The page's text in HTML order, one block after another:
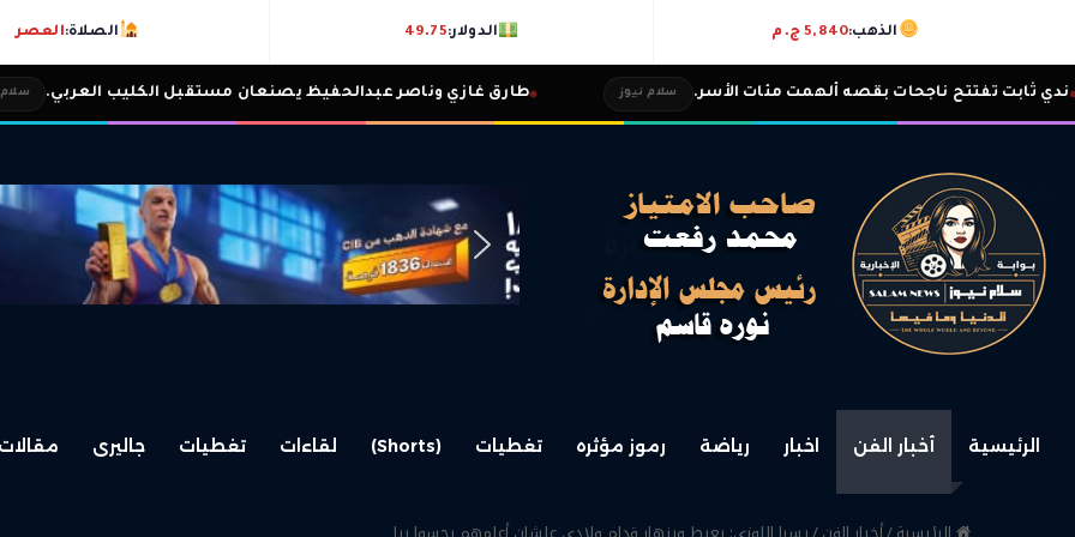
الذهب:5,840 ج.م الدولار:49.75 الصلاة:العصر
ناجحات بقصه ألهمت مئات الأسر. سلام نيوز طارق غازي وناصر عبدالحفيظ يصنعان مستقبل الكليب العربي. سلام نيوز
الرئيسية أخبار الفن اخبار رياضة رموز مؤثره تغطيات (Shorts) لقاءات تغطيات جاليرى مقالات